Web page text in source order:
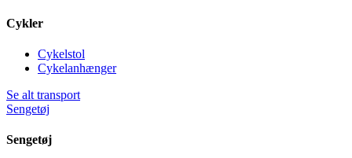
Cykler
Cykelstol
Cykelanhænger
Se alt transport
Sengetøj
Sengetøj